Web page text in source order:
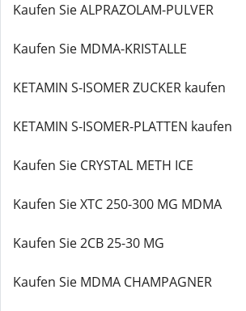
Kaufen Sie ALPRAZOLAM-PULVER
Kaufen Sie MDMA-KRISTALLE
KETAMIN S-ISOMER ZUCKER kaufen
KETAMIN S-ISOMER-PLATTEN kaufen
Kaufen Sie CRYSTAL METH ICE
Kaufen Sie XTC 250-300 MG MDMA
Kaufen Sie 2CB 25-30 MG
Kaufen Sie MDMA CHAMPAGNER